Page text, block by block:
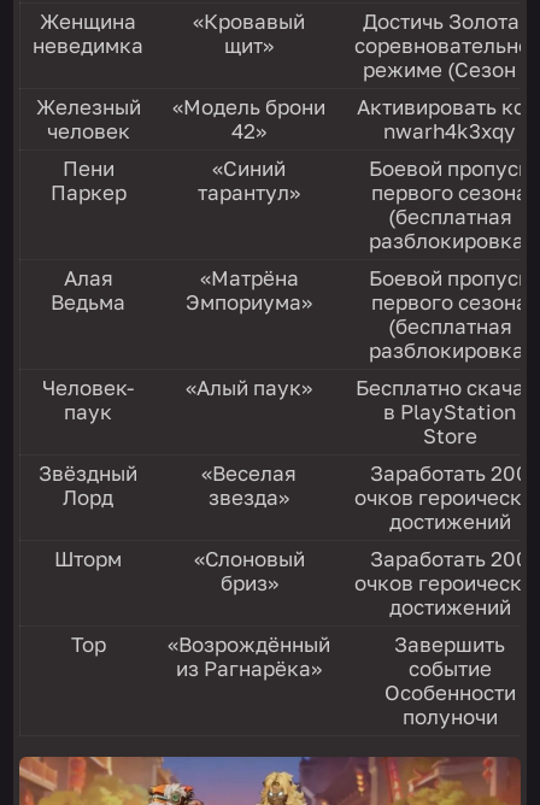
Женщина
неведимка
«Кровавый
щит»
Достичь Золота в
режиме (Сезон 1)
Железный
человек
«Модель брони
42»
Активировать
nwarh4k3xqy
Пени
Паркер
«Синий
тарантул»
Боевой пропуск
первого сезона
(бесплатная
разблокировка)
Алая
Ведьма
«Матрёна
Эмпориума»
Боевой пропуск
первого сезона
(бесплатная
разблокировка)
Человек-
паук
«Алый паук»
Бесплатно
в PlayStation
Store
Звёздный
Лорд
«Веселая
звезда»
Заработать 200
очков
достижений
Шторм
«Слоновый
бриз»
Заработать 200
очков
достижений
Тор
«Возрождённый
из Рагнарёка»
Завершить
событие
Особенности
полуночи